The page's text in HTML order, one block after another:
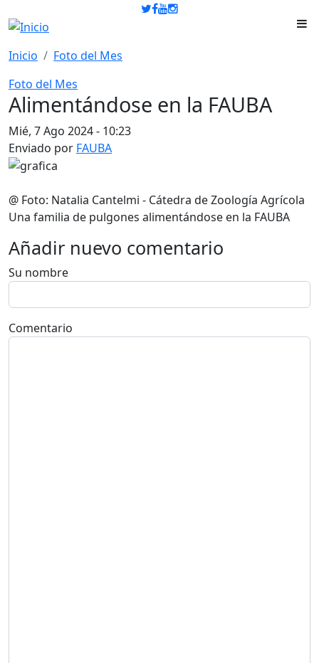
Pasar al contenido principal
Inicio
Foto del Mes
Foto del Mes
Alimentándose en la FAUBA
Mié, 7 Ago 2024 - 10:23
Enviado por FAUBA
@ Foto: Natalia Cantelmi - Cátedra de Zoología Agrícola
Una familia de pulgones alimentándose en la FAUBA
Añadir nuevo comentario
Su nombre
Comentario